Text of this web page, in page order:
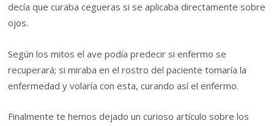
decía que curaba cegueras si se aplicaba directamente sobre
ojos.
Según los mitos el ave podía predecir si enfermo se
recuperará; si miraba en el rostro del paciente tomaría la
enfermedad y volaría con esta, curando así el enfermo.
Finalmente te hemos dejado un curioso artículo sobre los